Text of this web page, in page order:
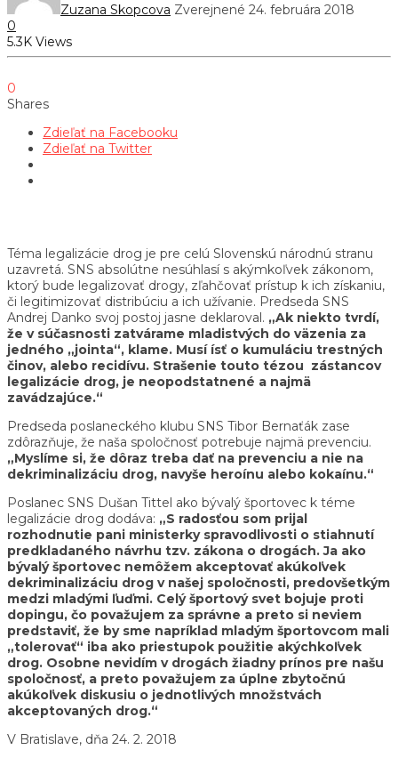
Zuzana Skopcova Zverejnené 24. februára 2018
0
5.3K Views
0
Shares
Zdieľať na Facebooku
Zdieľať na Twitter
Téma legalizácie drog je pre celú Slovenskú národnú stranu
uzavretá. SNS absolútne nesúhlasí s akýmkoľvek zákonom,
ktorý bude legalizovať drogy, zľahčovať prístup k ich získaniu,
či legitimizovať distribúciu a ich užívanie. Predseda SNS
Andrej Danko svoj postoj jasne deklaroval. „Ak niekto tvrdí,
že v súčasnosti zatvárame mladistvých do väzenia za
jedného „jointa“, klame. Musí ísť o kumuláciu trestných
činov, alebo recidívu. Strašenie touto tézou zástancov
legalizácie drog, je neopodstatnené a najmä
zavádzajúce.“
Predseda poslaneckého klubu SNS Tibor Bernaťák zase
zdôrazňuje, že naša spoločnosť potrebuje najmä prevenciu.
„Myslíme si, že dôraz treba dať na prevenciu a nie na
dekriminalizáciu drog, navyše heroínu alebo kokaínu.“
Poslanec SNS Dušan Tittel ako bývalý športovec k téme
legalizácie drog dodáva: „S radosťou som prijal
rozhodnutie pani ministerky spravodlivosti o stiahnutí
predkladaného návrhu tzv. zákona o drogách. Ja ako
bývalý športovec nemôžem akceptovať akúkoľvek
dekriminalizáciu drog v našej spoločnosti, predovšetkým
medzi mladými ľuďmi. Celý športový svet bojuje proti
dopingu, čo považujem za správne a preto si neviem
predstaviť, že by sme napríklad mladým športovcom mali
„tolerovať“ iba ako priestupok použitie akýchkoľvek
drog. Osobne nevidím v drogách žiadny prínos pre našu
spoločnosť, a preto považujem za úplne zbytočnú
akúkoľvek diskusiu o jednotlivých množstvách
akceptovaných drog.“
V Bratislave, dňa 24. 2. 2018